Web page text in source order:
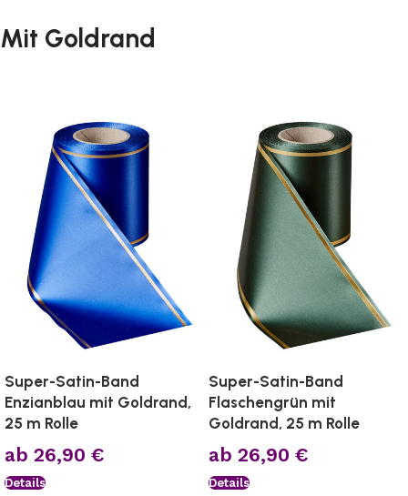
Mit Goldrand
Super-Satin-Band
Enzianblau mit Goldrand,
25 m Rolle
ab 26,90 €
Details
Super-Satin-Band
Flaschengrün mit
Goldrand, 25 m Rolle
ab 26,90 €
Details